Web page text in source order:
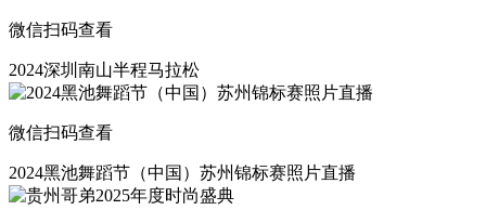
微信扫码查看
2024深圳南山半程马拉松
微信扫码查看
2024黑池舞蹈节（中国）苏州锦标赛照片直播